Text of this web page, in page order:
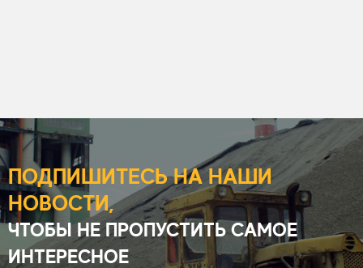
ПОДПИШИТЕСЬ НА НАШИ
НОВОСТИ,
ЧТОБЫ НЕ ПРОПУСТИТЬ САМОЕ
ИНТЕРЕСНОЕ